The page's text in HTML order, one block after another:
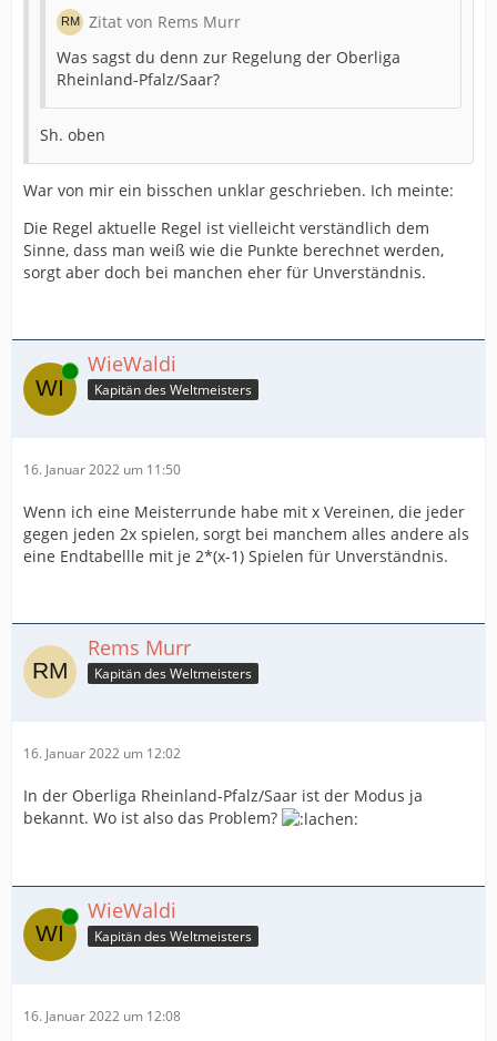
Zitat von Rems Murr
Was sagst du denn zur Regelung der Oberliga
Rheinland-Pfalz/Saar?
Sh. oben
War von mir ein bisschen unklar geschrieben. Ich meinte:
Die Regel aktuelle Regel ist vielleicht verständlich dem
Sinne, dass man weiß wie die Punkte berechnet werden,
sorgt aber doch bei manchen eher für Unverständnis.
Online WieWaldi
Kapitän des Weltmeisters
16. Januar 2022 um 11:50
Wenn ich eine Meisterrunde habe mit x Vereinen, die jeder
gegen jeden 2x spielen, sorgt bei manchem alles andere als
eine Endtabellle mit je 2*(x-1) Spielen für Unverständnis.
Rems Murr
Kapitän des Weltmeisters
16. Januar 2022 um 12:02
In der Oberliga Rheinland-Pfalz/Saar ist der Modus ja
bekannt. Wo ist also das Problem?
Online WieWaldi
Kapitän des Weltmeisters
16. Januar 2022 um 12:08